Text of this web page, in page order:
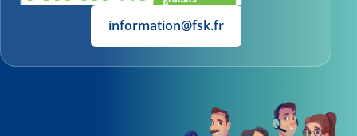
information@fsk.fr